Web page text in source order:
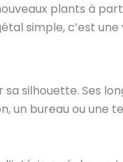
plants à
simple, c’est une
silhouette. Ses
un bureau ou une